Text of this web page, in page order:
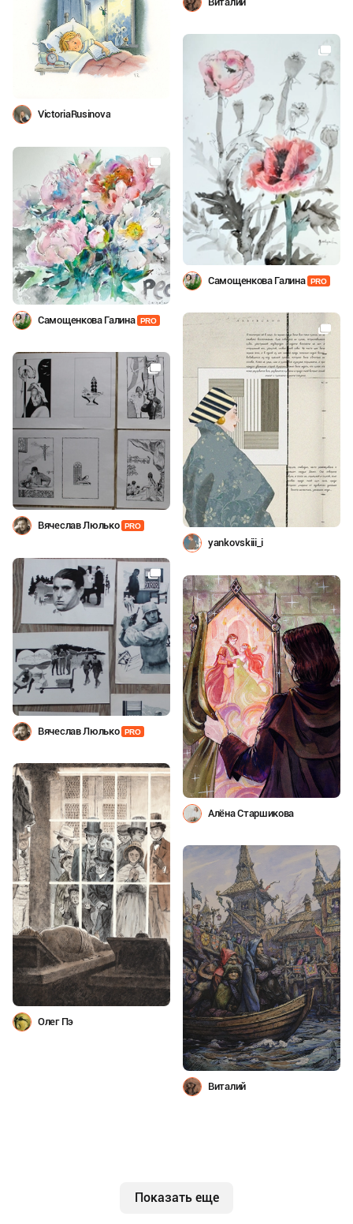
VictoriaRusinova
Самощенкова Галина PRO
Самощенкова Галина PRO
yankovskiii_i
Вячеслав Люлько PRO
Вячеслав Люлько PRO
Алёна Старшикова
Олег Пэ
Виталий
Показать еще